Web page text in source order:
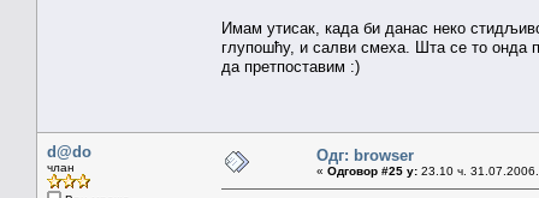
Имам утисак, када би данас неко
глупошћу, и салви смеха. Шта се то онда
да претпоставим :)
d@do
члан
Одг: browser
« Одговор #25 у: 23.10 ч.